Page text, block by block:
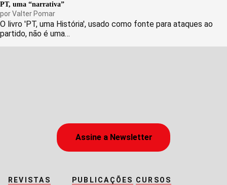
PT, uma “narrativa”
porValter Pomar
O livro 'PT, uma História', usado como fonte para ataques ao
partido, não é uma…
Assine a Newsletter
REVISTAS PUBLICAÇÕES CURSOS